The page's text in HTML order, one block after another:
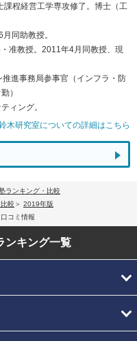
程経営工学専攻修了。博士（工
同助教授。
准教授。2011年4月同教授、現
進事務局参事官（インフラ・防
）
ィング。
木研究室についての詳細はこちら
ランキング・比較
較
2019年版
コミ情報
ンキング一覧